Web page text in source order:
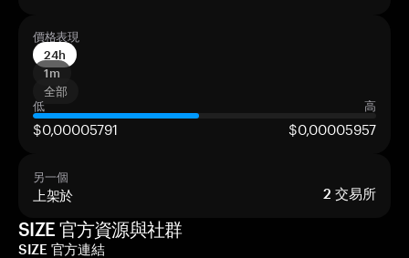
價格表現
24h
1m
全部
低
高
$0,00005791 $0,00005957
另一個
上架於 2 交易所
SIZE 官方資源與社群
SIZE 官方連結